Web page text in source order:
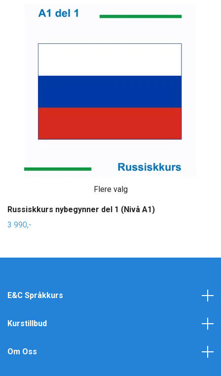
Flere valg
Russiskkurs nybegynner del 1 (Nivå A1)
3 990,-
E&C Språkkurs
Kurstillbud
Om Oss